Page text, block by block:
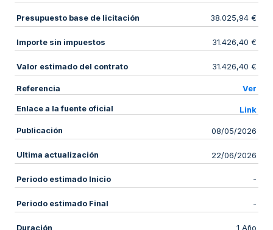
Presupuesto base de licitación 38.025,94 €
Importe sin impuestos 31.426,40 €
Valor estimado del contrato 31.426,40 €
Referencia Ver
Enlace a la fuente oficial Link
Publicación 08/05/2026
Ultima actualización 22/06/2026
Periodo estimado Inicio -
Periodo estimado Final -
Duración 1 Año